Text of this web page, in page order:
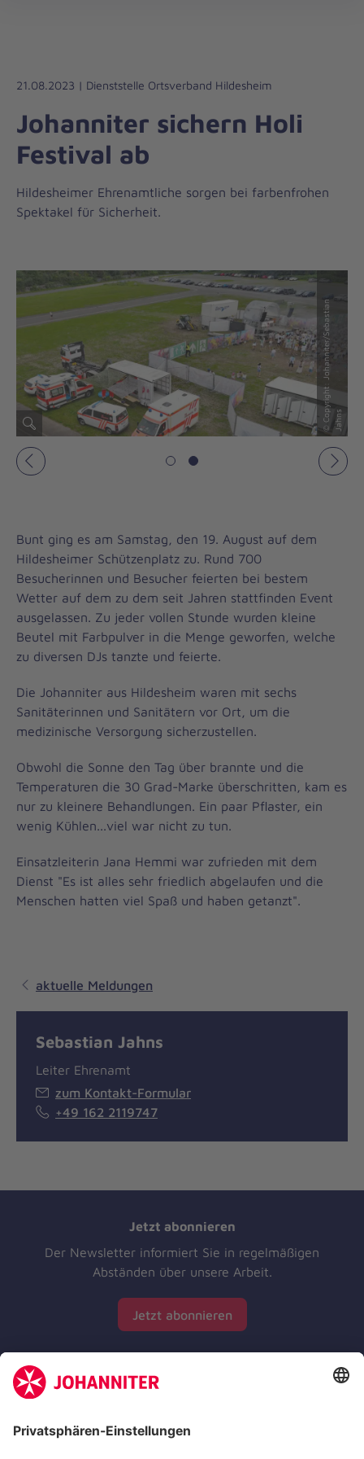
Liebe
Leben
21.08.2023 | Dienststelle Ortsverband Hildesheim
Johanniter sichern Holi
Festival ab
Hildesheimer Ehrenamtliche sorgen bei farbenfrohen
Spektakel für Sicherheit.
©
C
op
y
ri
g
h
t
:
J
o
h
a
n
ni
t
e
r
/
S
e
b
a
s
ti
a
n
J
a
h
ns
Vorheriges
Bunt ging es am Samstag, den 19. August auf dem
Hildesheimer Schützenplatz zu. Rund 700
Besucherinnen und Besucher feierten bei bestem
Wetter auf dem zu dem seit Jahren stattfinden Event
ausgelassen. Zu jeder vollen Stunde wurden kleine
Beutel mit Farbpulver in die Menge geworfen, welche
zu diversen DJs tanzte und feierte.
Die Johanniter aus Hildesheim waren mit sechs
Sanitäterinnen und Sanitätern vor Ort, um die
medizinische Versorgung sicherzustellen.
Obwohl die Sonne den Tag über brannte und die
Temperaturen die 30 Grad-Marke überschritten, kam es
nur zu kleinere Behandlungen. Ein paar Pflaster, ein
wenig Kühlen...viel war nicht zu tun.
Einsatzleiterin Jana Hemmi war zufrieden mit dem
Dienst "Es ist alles sehr friedlich abgelaufen und die
Menschen hatten viel Spaß und haben getanzt".
aktuelle Meldungen
Sebastian Jahns
Leiter Ehrenamt
zum Kontakt-Formular
+49 162 2119747
Jetzt abonnieren
Der Newsletter informiert Sie in regelmäßigen
Abständen über unsere Arbeit.
Jetzt abonnieren
Zertifizierung der Johanniter-Unfall-Hilfe e.V.